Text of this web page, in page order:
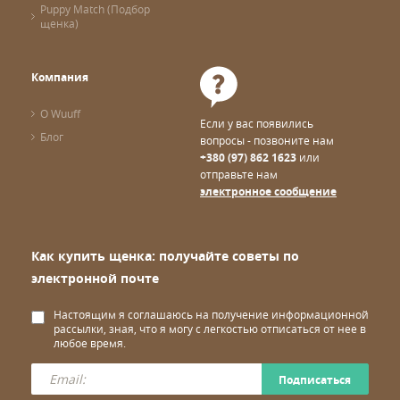
результаты медосмотра и участия на выставках
родителей
приступайте к выбору щенка.
Процесс покупки щенка должен быть приятным и
комфортным. Именно поэтому мы собрали всю доступную
информацию в одном месте, тем самым устраняя
путаницу и добавляя Вам уверенности.
Закажите щенка через Wuuff для того, чтобы поделиться
электроннойпочтеили звоните по телефону, мы будем
рады Вам
помочь.
Puppy Match (Подбор
щенка)
Компания
О Wuuff
Блог
Если у вас появились
вопросы - позвоните нам
+380 (97) 862 1623 или
отправьте нам
электронное сообщение
Как купить щенка: получайте советы по
электронной почте
Настоящим я соглашаюсь на получение информационной
рассылки, зная, что я могу с легкостью отписаться от нее в
любое время.
Подписаться